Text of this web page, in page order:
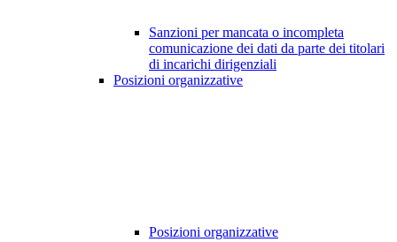
Sanzioni per mancata o incompleta
comunicazione dei dati da parte dei titolari
di incarichi dirigenziali
Posizioni organizzative
Posizioni organizzative